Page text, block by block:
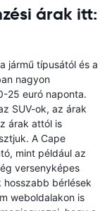
árak itt:
jármű típusától és a
nagyon
25 euró naponta.
SUV-ok, az árak
árak attól is
A Cape
mint például az
versenyképes
bérlések
weboldalakon is